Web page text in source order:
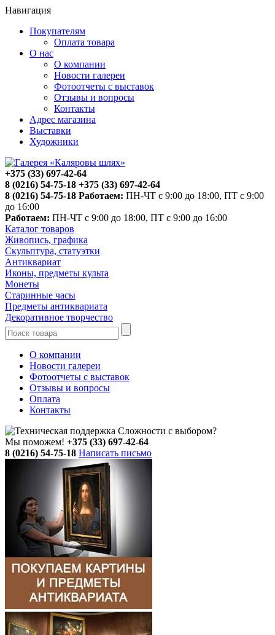
Навигация
Покупателям
Оплата товара
О нас
О компании
Новости галереи
Фотоотчеты с выставок
Отзывы и вопросы
Контакты
Адрес магазина
Выставки
Художники
+375 (33) 697-42-64
8 (0216) 54-75-18 +375 (33) 697-42-64
8 (0216) 54-75-18 Работаем: ПН-ЧТ с 9:00 до 18:00, ПТ с 9:00
до 16:00
Работаем: ПН-ЧТ с 9:00 до 18:00, ПТ с 9:00 до 16:00
Каталог товаров
Живопись, графика
Скульптура, статуэтки
Антиквариат
Иконы, предметы культа
Монеты
Старинные часы
Предметы антиквариата
Декоративное творчество
О компании
Новости галереи
Фотоотчеты с выставок
Отзывы и вопросы
Оплата
Контакты
Сложности с выбором?
Мы поможем! +375 (33) 697-42-64
8 (0216) 54-75-18 Написать письмо